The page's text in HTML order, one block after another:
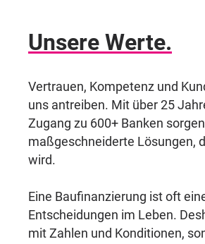
Unsere Werte.
Vertrauen, Kompetenz und
uns antreiben. Mit über 25
Zugang zu 600+ Banken
maßgeschneiderte Lösungen,
wird.
Eine Baufinanzierung ist oft
Entscheidungen im Leben.
mit Zahlen und Konditionen,